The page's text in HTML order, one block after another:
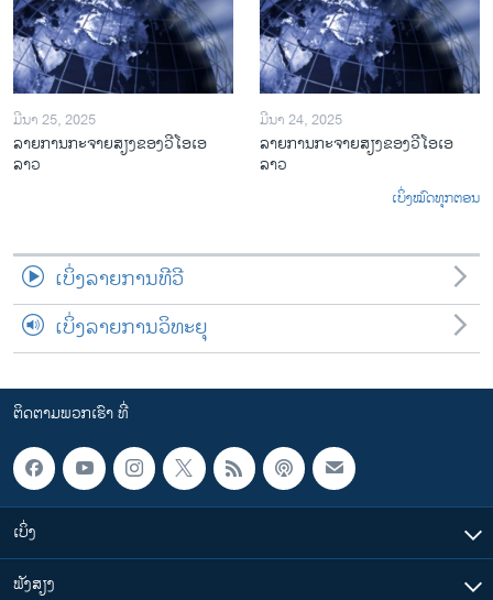
ມີນາ 25, 2025
ລາຍການກະຈາຍສຽງຂອງວີໂອເອ
ລາວ
ມີນາ 24, 2025
ລາຍການກະຈາຍສຽງຂອງວີໂອເອ
ລາວ
ເບິ່ງໝົດທຸກຕອນ
ເບິ່ງລາຍການທີວີ
ເບິ່ງລາຍການວິທະຍຸ
ຕິດຕາມພວກເຮົາ ທີ່
ເບິ່ງ
ຟັງສຽງ